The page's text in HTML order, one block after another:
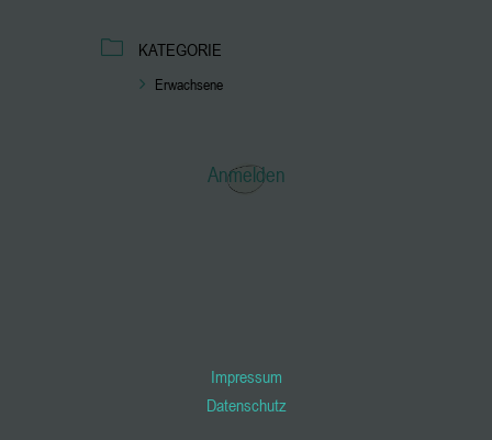
KATEGORIE
Erwachsene
Anmelden
Impressum
Datenschutz